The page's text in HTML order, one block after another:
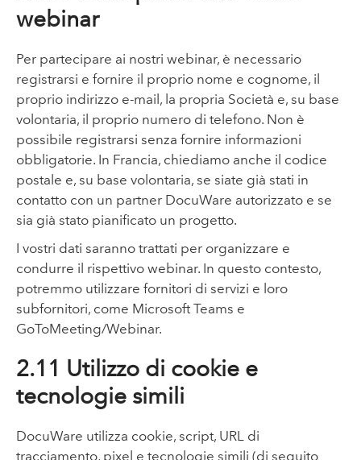
webinar
Per partecipare ai nostri webinar, è necessario
registrarsi e fornire il proprio nome e cognome, il
proprio indirizzo e-mail, la propria Società e, su base
volontaria, il proprio numero di telefono. Non è
possibile registrarsi senza fornire informazioni
obbligatorie. In Francia, chiediamo anche il codice
postale e, su base volontaria, se siate già stati in
contatto con un partner DocuWare autorizzato e se
sia già stato pianificato un progetto.
I vostri dati saranno trattati per organizzare e
condurre il rispettivo webinar. In questo contesto,
potremmo utilizzare fornitori di servizi e loro
subfornitori, come Microsoft Teams e
GoToMeeting/Webinar.
2.11 Utilizzo di cookie e
tecnologie simili
DocuWare utilizza cookie, script, URL di
tracciamento, pixel e tecnologie simili (di seguito